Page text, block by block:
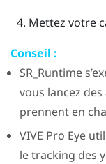
Mettez votre
Conseil :
SR_Runtime
vous lancez
prennent en
VIVE Pro Eye
le tracking des